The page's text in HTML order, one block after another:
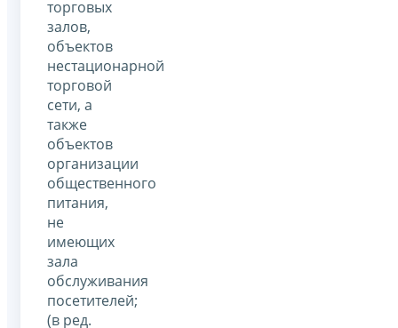
торговых
залов,
объектов
нестационарной
торговой
сети, а
также
объектов
организации
общественного
питания,
не
имеющих
зала
обслуживания
посетителей;
(в ред.